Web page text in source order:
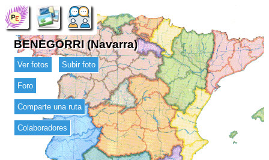
BENEGORRI (Navarra)
Ver fotos Subir foto
Foro
Comparte una ruta
Colaboradores